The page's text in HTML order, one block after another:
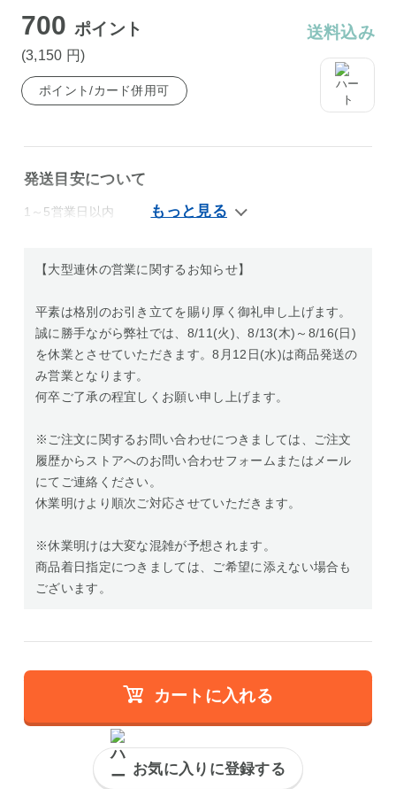
700ポイント
(3,150 円)
送料込み
ポイント/カード併用可
発送目安について
1～5営業日以内
【大型連休の営業に関するお知らせ】
平素は格別のお引き立てを賜り厚く御礼申し上げます。
誠に勝手ながら弊社では、8/11(火)、8/13(木)～8/16(日)
を休業とさせていただきます。8月12日(水)は商品発送の
み営業となります。
何卒ご了承の程宜しくお願い申し上げます。
※ご注文に関するお問い合わせにつきましては、ご注文
履歴からストアへのお問い合わせフォームまたはメール
にてご連絡ください。
休業明けより順次ご対応させていただきます。
※休業明けは大変な混雑が予想されます。
商品着日指定につきましては、ご希望に添えない場合も
ございます。
カートに入れる
お気に入りに登録する